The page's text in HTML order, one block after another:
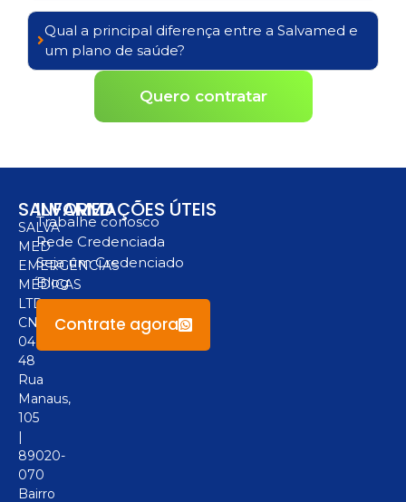
Qual a principal diferença entre a Salvamed e
um plano de saúde?
Quero contratar
SALVAMED
SALVA
MED
EMERGÊNCIAS
MÉDICAS
LTD
CNPJ:
04.094.517/0001-
48
Rua
Manaus,
105
|
89020-
070
Bairro
INFORMAÇÕES ÚTEIS
Trabalhe conosco
Rede Credenciada
Seja um Credenciado
Blog
Contrate agora